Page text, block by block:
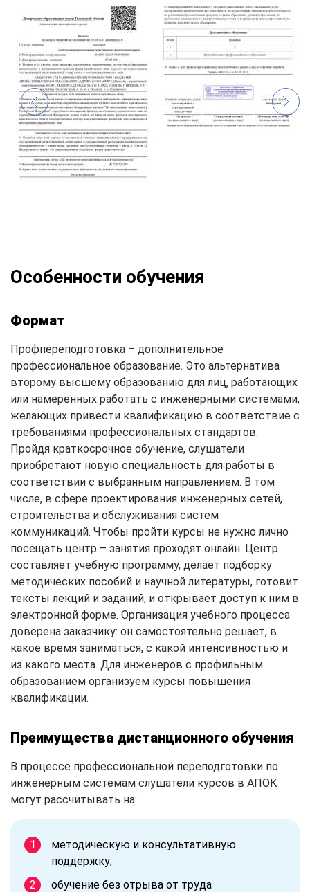
Особенности обучения
Формат
Профпереподготовка – дополнительное
профессиональное образование. Это альтернатива
второму высшему образованию для лиц, работающих
или намеренных работать с инженерными системами,
желающих привести квалификацию в соответствие с
требованиями профессиональных стандартов.
Пройдя краткосрочное обучение, слушатели
приобретают новую специальность для работы в
соответствии с выбранным направлением. В том
числе, в сфере проектирования инженерных сетей,
строительства и обслуживания систем
коммуникаций. Чтобы пройти курсы не нужно лично
посещать центр – занятия проходят онлайн. Центр
составляет учебную программу, делает подборку
методических пособий и научной литературы, готовит
тексты лекций и заданий, и открывает доступ к ним в
электронной форме. Организация учебного процесса
доверена заказчику: он самостоятельно решает, в
какое время заниматься, с какой интенсивностью и
из какого места. Для инженеров с профильным
образованием организуем курсы повышения
квалификации.
Преимущества дистанционного обучения
В процессе профессиональной переподготовки по
инженерным системам слушатели курсов в АПОК
могут рассчитывать на:
методическую и консультативную
поддержку;
обучение без отрыва от труда